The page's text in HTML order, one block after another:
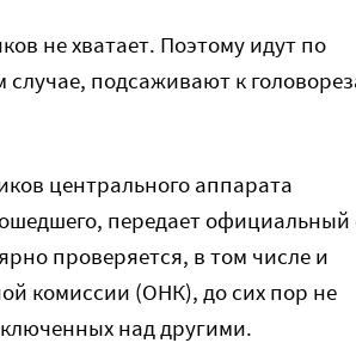
не хватает. Поэтому идут по
подсаживают к
центрального аппарата
передает официальный
проверяется, в том числе и
комиссии (ОНК), до сих пор не
над другими.